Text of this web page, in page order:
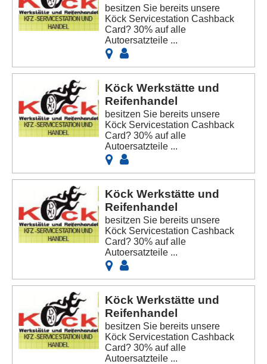
besitzen Sie bereits unsere
Köck Servicestation Cashback
Card? 30% auf alle
Autoersatzteile ...
Köck Werkstätte und
Reifenhandel
besitzen Sie bereits unsere
Köck Servicestation Cashback
Card? 30% auf alle
Autoersatzteile ...
Köck Werkstätte und
Reifenhandel
besitzen Sie bereits unsere
Köck Servicestation Cashback
Card? 30% auf alle
Autoersatzteile ...
Köck Werkstätte und
Reifenhandel
besitzen Sie bereits unsere
Köck Servicestation Cashback
Card? 30% auf alle
Autoersatzteile ...